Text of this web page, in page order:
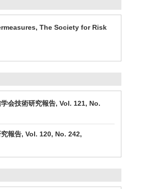
The Society for Risk
会技術研究報告, Vol. 121, No.
報告, Vol. 120, No. 242,